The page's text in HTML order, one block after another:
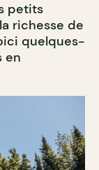
petits
richesse de
quelques-
en